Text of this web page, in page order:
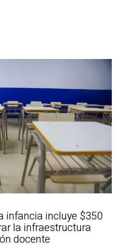
infancia incluye $350
la infraestructura
docente